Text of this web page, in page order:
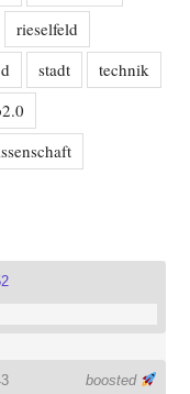
rieselfeld
stadt
technik
boosted